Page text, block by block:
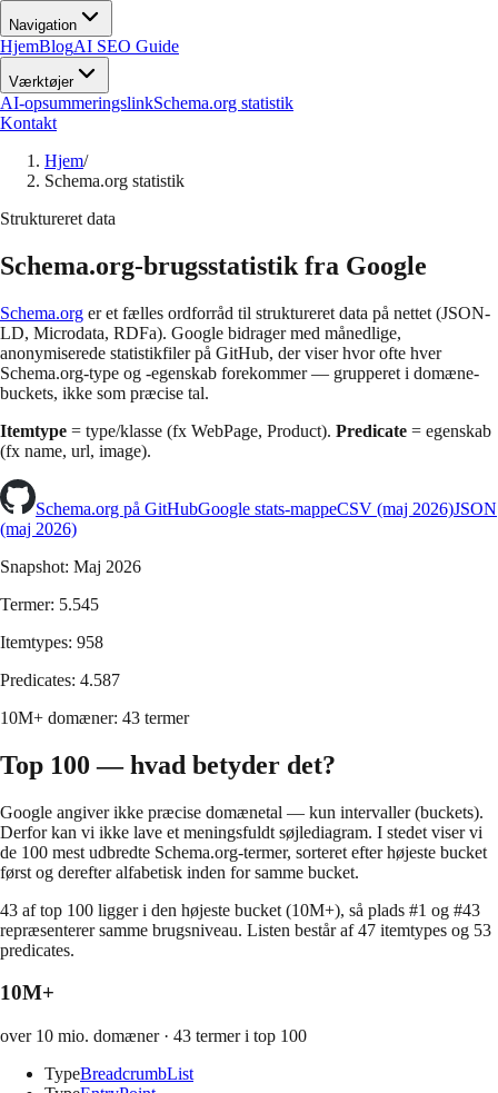
Navigation
HjemBlogAI SEO Guide
Værktøjer
AI-opsummeringslinkSchema.org statistik
Kontakt
Hjem/
Schema.org statistik
Struktureret data
Schema.org-brugsstatistik fra Google
Schema.org er et fælles ordforråd til struktureret data på nettet (JSON-
LD, Microdata, RDFa). Google bidrager med månedlige,
anonymiserede statistikfiler på GitHub, der viser hvor ofte hver
Schema.org-type og -egenskab forekommer — grupperet i domæne-
buckets, ikke som præcise tal.
Itemtype = type/klasse (fx WebPage, Product). Predicate = egenskab
(fx name, url, image).
Schema.org på GitHubGoogle stats-mappeCSV (maj 2026)JSON
(maj 2026)
Snapshot: Maj 2026
Termer: 5.545
Itemtypes: 958
Predicates: 4.587
10M+ domæner: 43 termer
Top 100 — hvad betyder det?
Google angiver ikke præcise domænetal — kun intervaller (buckets).
Derfor kan vi ikke lave et meningsfuldt søjlediagram. I stedet viser vi
de 100 mest udbredte Schema.org-termer, sorteret efter højeste bucket
først og derefter alfabetisk inden for samme bucket.
43 af top 100 ligger i den højeste bucket (10M+), så plads #1 og #43
repræsenterer samme brugsniveau. Listen består af 47 itemtypes og 53
predicates.
10M+
over 10 mio. domæner· 43 termer i top 100
TypeBreadcrumbList